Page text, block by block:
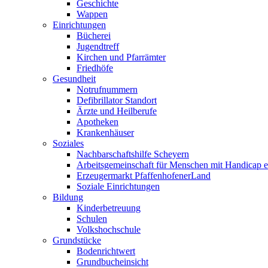
Geschichte
Wappen
Einrichtungen
Bücherei
Jugendtreff
Kirchen und Pfarrämter
Friedhöfe
Gesundheit
Notrufnummern
Defibrillator Standort
Ärzte und Heilberufe
Apotheken
Krankenhäuser
Soziales
Nachbarschaftshilfe Scheyern
Arbeitsgemeinschaft für Menschen mit Handicap
Erzeugermarkt PfaffenhofenerLand
Soziale Einrichtungen
Bildung
Kinderbetreuung
Schulen
Volkshochschule
Grundstücke
Bodenrichtwert
Grundbucheinsicht